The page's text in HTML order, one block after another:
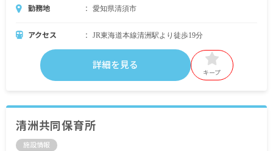
勤務地 愛知県清須市
アクセス JR東海道本線清洲駅より徒歩19分
詳細を見る
キープ
清洲共同保育所
施設情報